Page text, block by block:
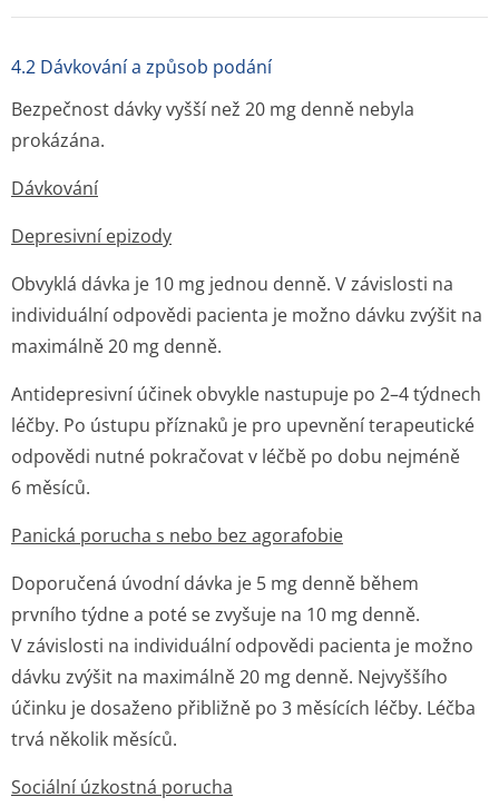
4.2 Dávkování a způsob podání
Bezpečnost dávky vyšší než 20 mg denně nebyla
prokázána.
Dávkování
Depresivní epizody
Obvyklá dávka je 10 mg jednou denně. V závislosti na
individuální odpovědi pacienta je možno dávku zvýšit na
maximálně 20 mg denně.
Antidepresivní účinek obvykle nastupuje po 2–4 týdnech
léčby. Po ústupu příznaků je pro upevnění terapeutické
odpovědi nutné pokračovat v léčbě po dobu nejméně
6 měsíců.
Panická porucha s nebo bez agorafobie
Doporučená úvodní dávka je 5 mg denně během
prvního týdne a poté se zvyšuje na 10 mg denně.
V závislosti na individuální odpovědi pacienta je možno
dávku zvýšit na maximálně 20 mg denně. Nejvyššího
účinku je dosaženo přibližně po 3 měsících léčby. Léčba
trvá několik měsíců.
Sociální úzkostná porucha